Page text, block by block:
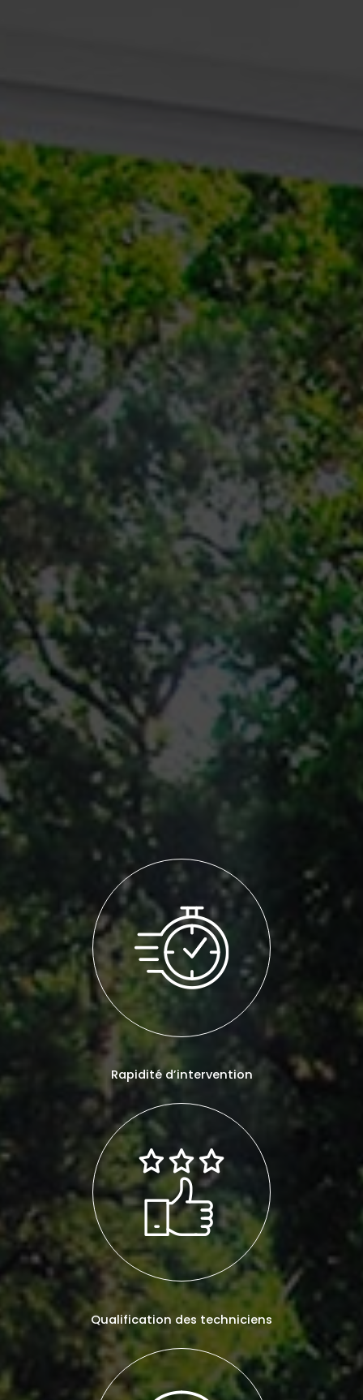
Rapidité d’intervention
Qualification des techniciens